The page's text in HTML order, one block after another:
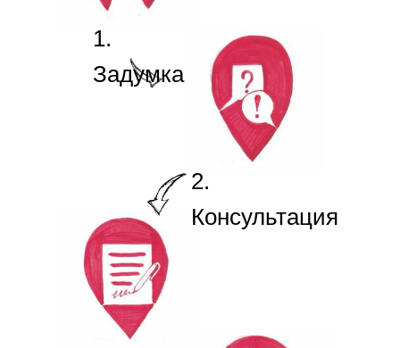
1.
Задумка
2.
Консультация